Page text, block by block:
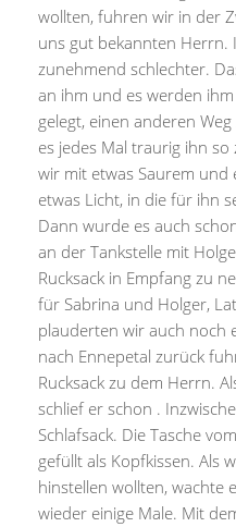
wollten, fuhren wir in der
uns gut bekannten Herrn.
zunehmend schlechter.
an ihm und es werden
gelegt, einen anderen
es jedes Mal traurig ihn
wir mit etwas Saurem und
etwas Licht, in die für ihn
Dann wurde es auch
an der Tankstelle mit
Rucksack in Empfang zu
für Sabrina und Holger,
plauderten wir auch noch
nach Ennepetal zurück
Rucksack zu dem Herrn.
schlief er schon .
Schlafsack. Die Tasche
gefüllt als Kopfkissen. Als
hinstellen wollten, wachte
wieder einige Male. Mit